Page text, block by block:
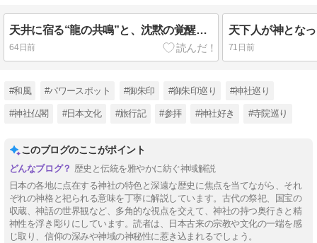
天井に宿る“龍の共鳴”と、沈黙の覚醒。音が魂を震わせる「日光山の霊響結界」への拝礼【日光薬師堂（鳴龍）】
64日前 71日前
#和風 #パワースポット #御朱印 #御朱印巡り #神社巡り
#神社仏閣 #日本文化 #旅行記 #参拝 #神社好き #寺院巡り
このブログのここがポイント
歴史と伝統を雅やかに紡ぐ神域解説
日本の各地に点在する神社の特色と深遠な歴史に焦点を当てながら、それ
ぞれの神格と祀られる意味を丁寧に解説しています。古代の祭祀、国宝の
収蔵、神話の世界観など、多角的な視点を交えて、神社の持つ奥行きと精
神性を浮き彫りにしています。読者は、日本古来の宗教や文化の一端を感
じ取り、信仰の深みや神域の神秘性に惹き込まれるでしょう。